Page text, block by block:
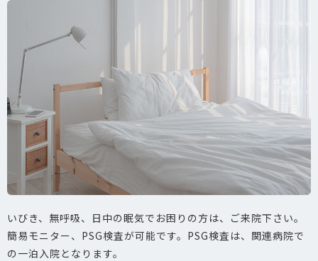
いびき、無呼吸、日中の眠気でお困りの方は、ご来院下さい。
簡易モニター、PSG検査が可能です。PSG検査は、関連病院で
の一泊入院となります。